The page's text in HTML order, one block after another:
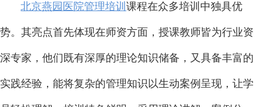
北京燕园医院管理培训课程在众多培训中独具优
势。其亮点首先体现在师资方面，授课教师皆为行业资
深专家，他们既有深厚的理论知识储备，又具备丰富的
实践经验，能将复杂的管理知识以生动案例呈现，让学